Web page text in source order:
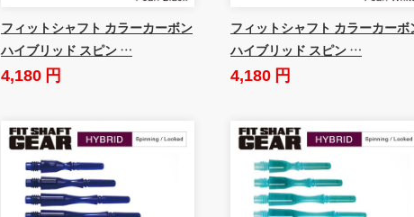
フィットシャフト カラーカーボン
ハイブリッド スピン …
4,180 円
フィットシャフト カラーカーボ
ハイブリッド スピン …
4,180 円